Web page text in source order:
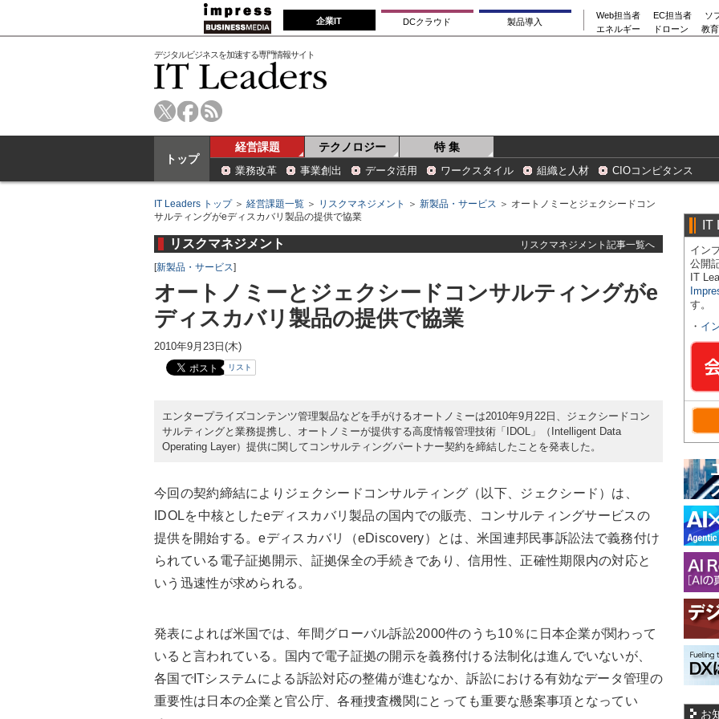
企業IT DCクラウド 製品導入
Web担当者 EC担当者
ソ
エネルギー
ドローン 教
デジタルビジネスを加速する専門情報サイト
トップ
経営課題 テクノロジー 特 集
業務改革 事業創出 データ活用 ワークスタイル 組織と人材 CIOコンピタンス
IT Leaders トップ＞ 経営課題一覧 ＞ リスクマネジメント ＞ 新製品・サービス ＞ オートノミーとジェクシードコン
サルティングがeディスカバリ製品の提供で協業
リスクマネジメント
リスクマネジメント記事一覧へ
[新製品・サービス]
オートノミーとジェクシードコンサルティングがe
ディスカバリ製品の提供で協業
2010年9月23日(木)
リスト
エンタープライズコンテンツ管理製品などを手がけるオートノミーは2010年9月22日、ジェクシードコン
サルティングと業務提携し、オートノミーが提供する高度情報管理技術「IDOL」（Intelligent Data
Operating Layer）提供に関してコンサルティングパートナー契約を締結したことを発表した。
今回の契約締結によりジェクシードコンサルティング（以下、ジェクシード）は、
IDOLを中核としたeディスカバリ製品の国内での販売、コンサルティングサービスの
提供を開始する。eディスカバリ（eDiscovery）とは、米国連邦民事訴訟法で義務付け
られている電子証拠開示、証拠保全の手続きであり、信用性、正確性期限内の対応と
いう迅速性が求められる。
発表によれば米国では、年間グローバル訴訟2000件のうち10％に日本企業が関わって
いると言われている。国内で電子証拠の開示を義務付ける法制化は進んでいないが、
各国でITシステムによる訴訟対応の整備が進むなか、訴訟における有効なデータ管理の
重要性は日本の企業と官公庁、各種捜査機関にとっても重要な懸案事項となってい
IT
イン
公開
IT
す。
・ イ
お